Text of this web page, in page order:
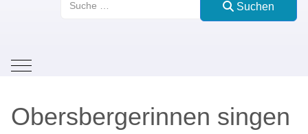
Suchen
Mobile Menu Toggle
Obersbergerinnen singen